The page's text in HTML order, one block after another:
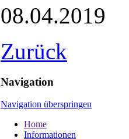
08.04.2019
Zurück
Navigation
Navigation überspringen
Home
Informationen